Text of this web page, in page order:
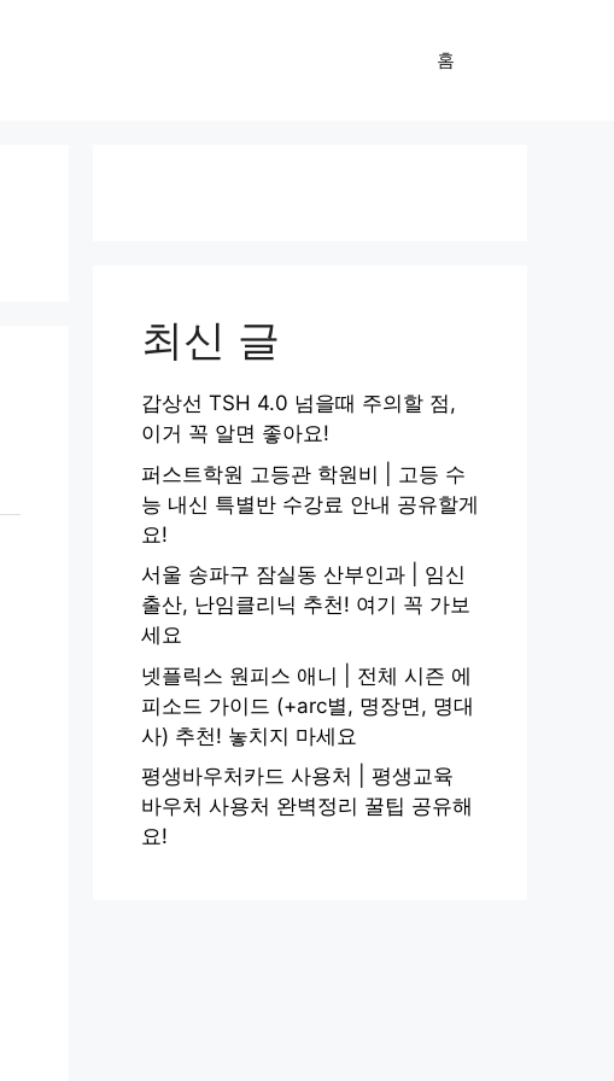
홈
최신 글
갑상선 TSH 4.0 넘을때 주의할 점,
이거 꼭 알면 좋아요!
퍼스트학원 고등관 학원비 | 고등 수
능 내신 특별반 수강료 안내 공유할게
요!
서울 송파구 잠실동 산부인과 | 임신
출산, 난임클리닉 추천! 여기 꼭 가보
세요
넷플릭스 원피스 애니 | 전체 시즌 에
피소드 가이드 (+arc별, 명장면, 명대
사) 추천! 놓치지 마세요
평생바우처카드 사용처 | 평생교육
바우처 사용처 완벽정리 꿀팁 공유해
요!